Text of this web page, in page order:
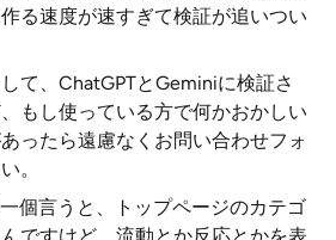
る速度が速すぎて検証が追いつい
て、ChatGPTとGeminiに検証さ
もし使っている方で何かおかしい
ったら遠慮なくお問い合わせフォ
。
個言うと、トップページのカテゴ